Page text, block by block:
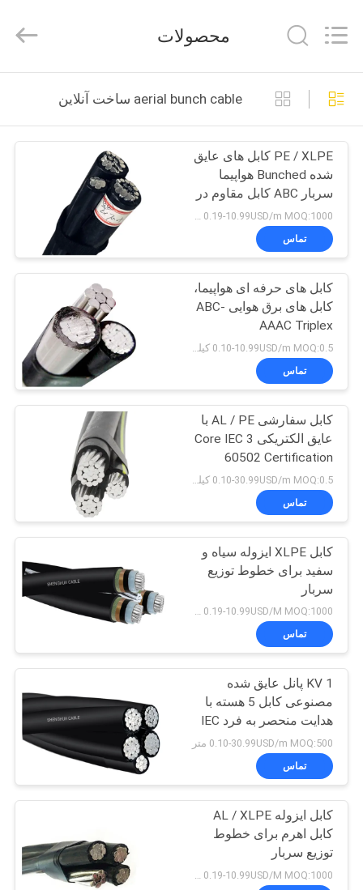
خانه
محصولات
فیلم
های
نمایش
دربارهی
کارخانه
کنترل
کیفیت
تماس
اخبار
BLOG
درخواست
نقل قول
NEWS
Cable
(Group)
All
Reserved.
محصولات
aerial bunch cable ساخت آنلاین
PE / XLPE کابل های عایق
شده Bunched هواپیما
سربار ABC کابل مقاوم در
برابر آب
0.19-10.99USD/m MOQ:1000 متر
تماس
کابل های حرفه ای هواپیما،
کابل های برق هوایی ABC-
AAAC Triplex
تماس
کابل سفارشی AL / PE با
عایق الکتریکی 3 Core IEC
60502 Certification
تماس
کابل XLPE ایزوله سیاه و
سفید برای خطوط توزیع
سربار
0.19-10.99USD/M MOQ:1000 متر
تماس
1 KV پانل عایق شده
مصنوعی کابل 5 هسته با
هدایت منحصر به فرد IEC
60502
0.10-30.99USD/m MOQ:500 متر
تماس
کابل ایزوله AL / XLPE
کابل اهرم برای خطوط
توزیع سربار